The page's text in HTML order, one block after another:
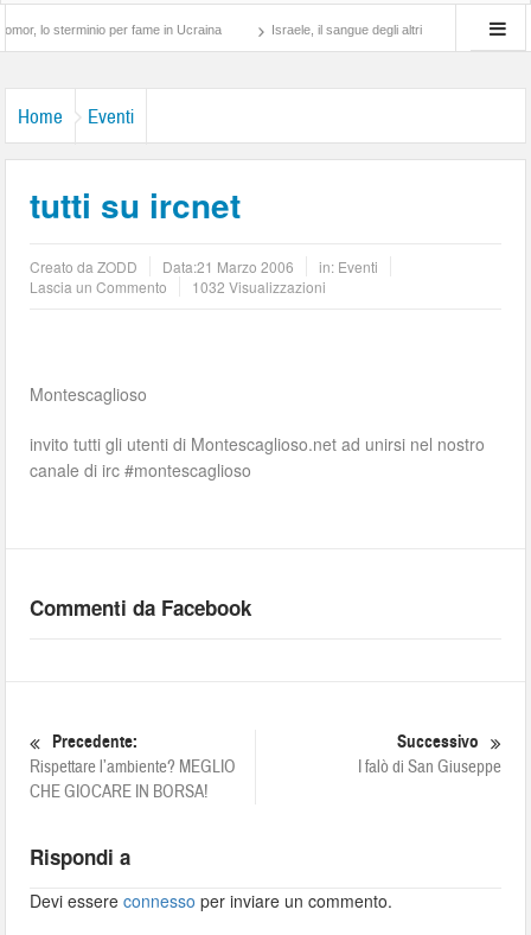
sterminio per fame in Ucraina Israele, il sangue degli altri Lotta di classe…
Home Eventi
tutti su ircnet
Creato daZODD Data:21 Marzo 2006 in: Eventi
Lascia un Commento
1032 Visualizzazioni
Montescaglioso
invito tutti gli utenti di Montescaglioso.net ad unirsi nel nostro
canale di irc #montescaglioso
Commenti da Facebook
Precedente:
Rispettare l’ambiente? MEGLIO
CHE GIOCARE IN BORSA!
Successivo
I falò di San Giuseppe
Rispondi a
Devi essereconnesso per inviare un commento.